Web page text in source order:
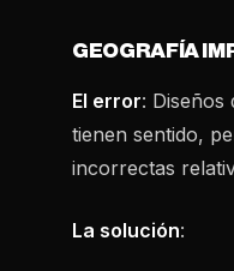
GEOGRAFÍA
El error: Diseños
tienen sentido,
incorrectas
La solución: